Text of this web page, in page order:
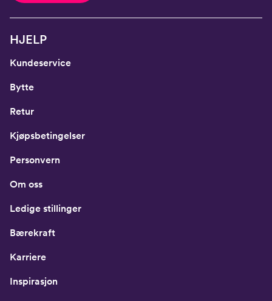
HJELP
Kundeservice
Bytte
Retur
Kjøpsbetingelser
Personvern
Om oss
Ledige stillinger
Bærekraft
Karriere
Inspirasjon